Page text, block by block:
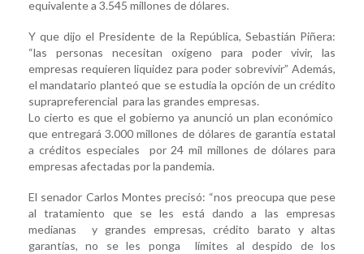
equivalente a 3.545 millones de dólares.
Y que dijo el Presidente de la República, Sebastián Piñera:
“las personas necesitan oxígeno para poder vivir, las
empresas requieren liquidez para poder sobrevivir” Además,
el mandatario planteó que se estudia la opción de un crédito
suprapreferencial para las grandes empresas.
Lo cierto es que el gobierno ya anunció un plan económico
que entregará 3.000 millones de dólares de garantía estatal
a créditos especiales por 24 mil millones de dólares para
empresas afectadas por la pandemia.
El senador Carlos Montes precisó: “nos preocupa que pese
al tratamiento que se les está dando a las empresas
medianas y grandes empresas, crédito barato y altas
garantías, no se les ponga límites al despido de los